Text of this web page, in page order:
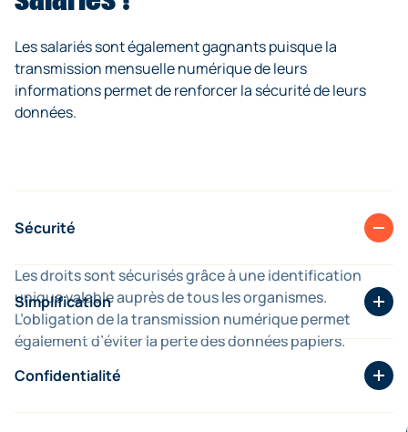
fiabilité de leur gestion administrative au service de la
productivité de l’entreprise.
Les salariés sont également gagnants puisque la
transmission mensuelle numérique de leurs
informations permet de renforcer la sécurité de leurs
données.
Sécurité
Les droits sont sécurisés grâce à une identification
unique valable auprès de tous les organismes.
L’obligation de la transmission numérique permet
également d’éviter la perte des données papiers.
Simplification
Les démarches sont simplifiées puisque toutes les
données sont transmises directement aux organismes.
Confidentialité